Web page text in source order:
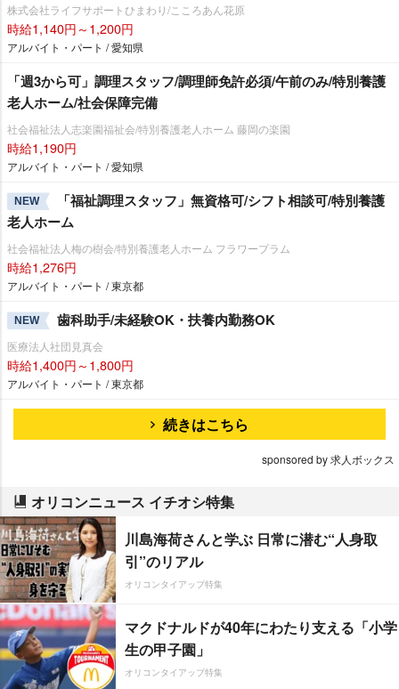
株式会社ライフサポートひまわり/こころあん花原
時給1,140円～1,200円
アルバイト・パート / 愛知県
「週3から可」調理スタッフ/調理師免許必須/午前のみ/特別養護
老人ホーム/社会保障完備
社会福祉法人志楽園福祉会/特別養護老人ホーム 藤岡の楽園
時給1,190円
アルバイト・パート / 愛知県
NEW
「福祉調理スタッフ」無資格可/シフト相談可/特別養護
老人ホーム
社会福祉法人梅の樹会/特別養護老人ホーム フラワープラム
時給1,276円
アルバイト・パート / 東京都
NEW 歯科助手/未経験OK・扶養内勤務OK
医療法人社団見真会
時給1,400円～1,800円
アルバイト・パート / 東京都
続きはこちら
sponsored by 求人ボックス
オリコンニュース イチオシ特集
川島海荷さんと学ぶ 日常に潜む“人身取
引”のリアル
オリコンタイアップ特集
マクドナルドが40年にわたり支える「小学
生の甲子園」
オリコンタイアップ特集